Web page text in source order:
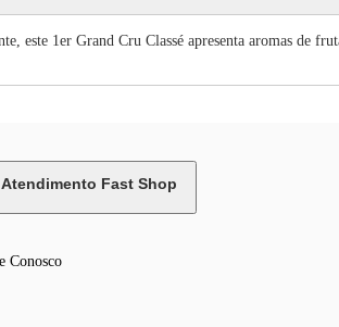
1er Grand Cru Classé apresenta aromas de
Atendimento Fast Shop
Conosco